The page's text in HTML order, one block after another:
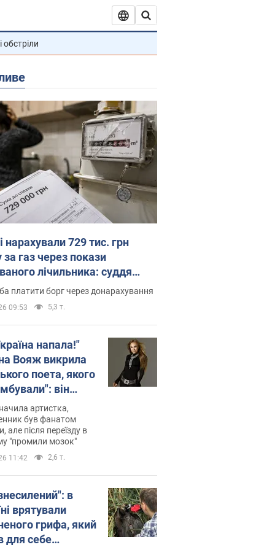
обстріли
нарахували 729 тис. грн
за газ через покази
лічильника: суддя
неочікуване рішення
платити борг через донарахування
09:53 5,3 т.
напала!"
Вояж викрила
поета, якого
він
російської не
тепер хоче
українців
артистка,
був фанатом
але після переїзду в
"промили мозок"
11:42 2,6 т.
в
врятували
грифа, який
для себе